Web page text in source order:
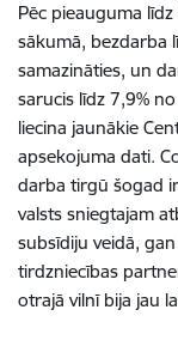
Pēc pieauguma
sākumā, bezdarba
samazināties, un
sarucis līdz 7,9%
liecina jaunākie
apsekojuma dati.
darba tirgū šogad
valsts sniegtajam
subsīdiju veidā,
tirdzniecības
otrajā vilnī bija jau